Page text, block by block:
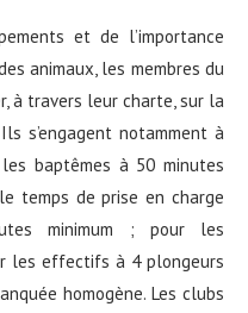
et de l’importance
animaux, les membres du
à travers leur charte, sur la
s’engagent notamment à
baptêmes à 50 minutes
temps de prise en charge
minimum ; pour les
les effectifs à 4 plongeurs
homogène. Les clubs